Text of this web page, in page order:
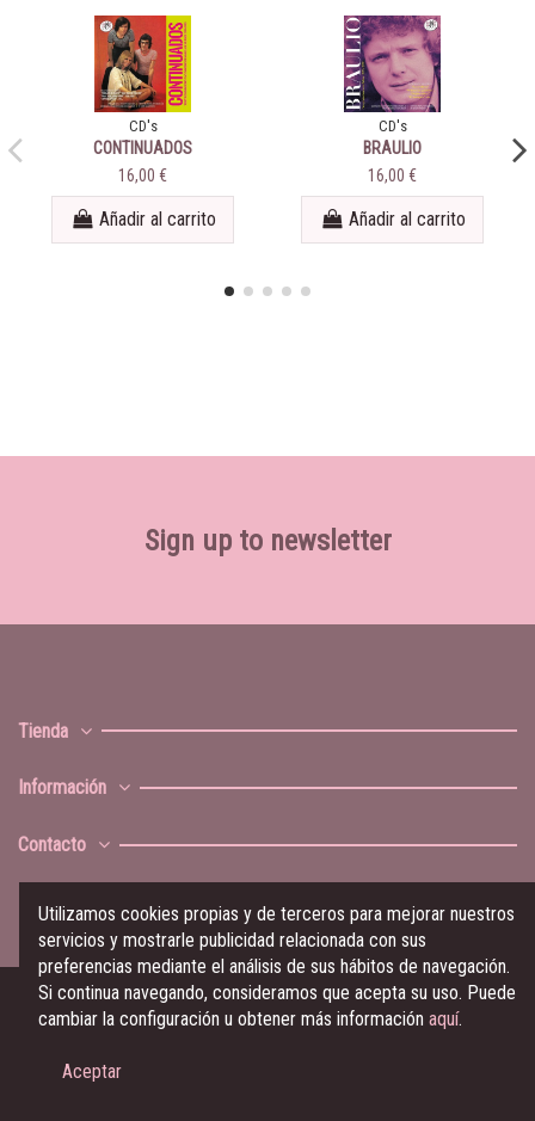
CD's
CONTINUADOS
16,00 €
Añadir al carrito
CD's
BRAULIO
16,00 €
Añadir al carrito
Sign up to newsletter
Tienda
Información
Contacto
Utilizamos cookies propias y de terceros para mejorar nuestros
servicios y mostrarle publicidad relacionada con sus
preferencias mediante el análisis de sus hábitos de navegación.
Si continua navegando, consideramos que acepta su uso. Puede
cambiar la configuración u obtener más información aquí.
Aceptar